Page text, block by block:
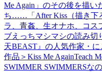
Me Again」のその後を描い
ち……「After Kiss（描き下
ラ、青姦、生オナホ、コ
ブえっちマシマシの読み切
天BEAST』の人気作家・
作品＞Kiss Me AgainTeach
SWIMMER SWIMMERSな